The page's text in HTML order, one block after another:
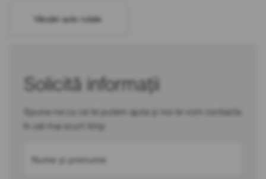
Vânzări auto rulate
Solicită informații
Spune-ne cu ce te putem ajuta și noi te vom contacta
în cel mai scurt timp
Nume și prenume